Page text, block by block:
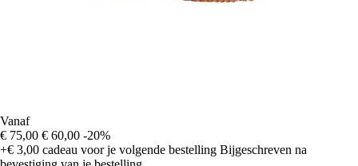
Vanaf
€ 75,00 € 60,00 -20%
+€ 3,00 cadeau voor je volgende bestelling Bijgeschreven na